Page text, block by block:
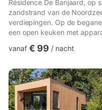
Résidence De Banjaard, op
zandstrand van de
verdiepingen. Op de
een open keuken met
twee slaapkamers, waarvan
een slaapkamer met twee
badkamer met een douche
traditionele sauna. Per...
vanaf € 99 / nacht